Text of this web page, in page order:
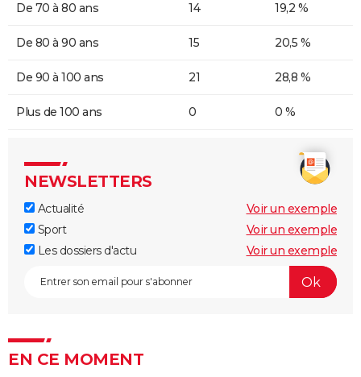
De 70 à 80 ans 14 19,2 %
De 80 à 90 ans 15 20,5 %
De 90 à 100 ans 21 28,8 %
Plus de 100 ans 0 0 %
NEWSLETTERS
Actualité
Voir un exemple
Sport
Voir un exemple
Les dossiers d'actu
Voir un exemple
EN CE MOMENT